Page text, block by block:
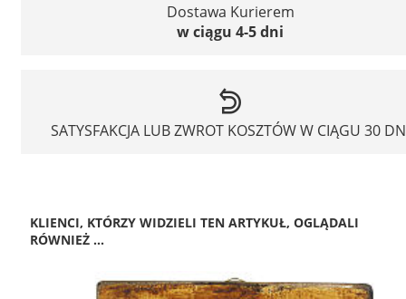
Dostawa Kurierem
w ciągu 4-5 dni
SATYSFAKCJA LUB ZWROT KOSZTÓW W CIĄGU 30
KLIENCI, KTÓRZY WIDZIELI TEN ARTYKUŁ, OGLĄDALI
RÓWNIEŻ ...